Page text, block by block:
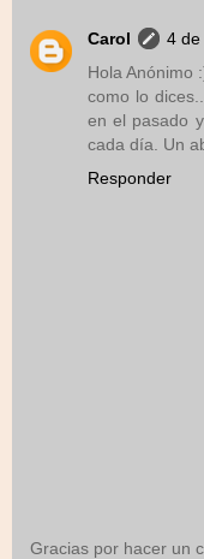
Carol
4 de
Hola Anónimo
como lo
en el pasado
cada día. Un
Responder
Gracias por hacer un